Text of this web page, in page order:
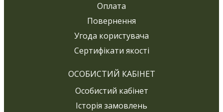
Оплата
Повернення
Угода користувача
Сертифікати якості
ОСОБИСТИЙ КАБІНЕТ
Особистий кабінет
Історія замовлень